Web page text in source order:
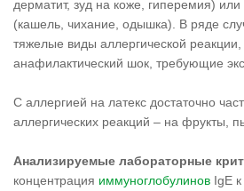
дерматит, зуд на коже, гиперемия)
(кашель, чихание, одышка). В ряде
тяжелые виды аллергической
анафилактический шок, требующие
С аллергией на латекс достаточно
аллергических реакций – на фрукты,
Анализируемые лабораторные
концентрация иммуноглобулинов IgE